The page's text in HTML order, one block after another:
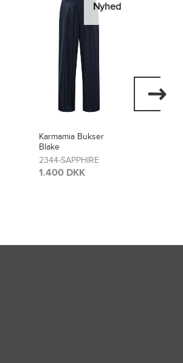
Nyhed
Karmamia Nederdel
Savannah
2478-CROWN BLUE
1.700 DKK